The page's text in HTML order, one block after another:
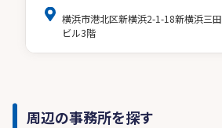
横浜市港北区新横浜2-1-18新横浜三田
ビル3階
周辺の事務所を探す